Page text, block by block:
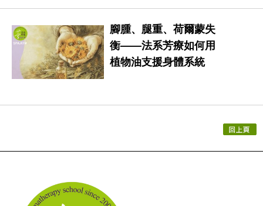
腳腫、腿重、荷爾蒙失
衡——法系芳療如何用
植物油支援身體系統